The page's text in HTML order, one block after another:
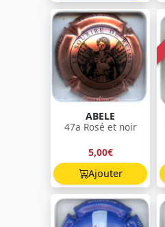
ABELE
47a Rosé et noir
5,00€
Ajouter